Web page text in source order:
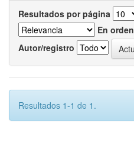
Resultados por página
En orden
Autor/registro
Resultados 1-1 de 1.